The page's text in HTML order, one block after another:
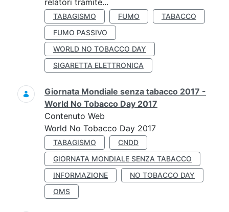
relatori tramite...
TABAGISMO FUMO
TABACCO
FUMO PASSIVO
WORLD NO TOBACCO DAY
SIGARETTA ELETTRONICA
Giornata Mondiale senza tabacco 2017 -
World No Tobacco Day 2017
Contenuto Web
World No Tobacco Day 2017
TABAGISMO
CNDD
GIORNATA MONDIALE SENZA TABACCO
INFORMAZIONE
NO TOBACCO DAY
OMS